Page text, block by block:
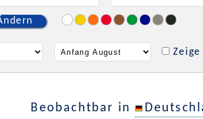
Beobachtbar in